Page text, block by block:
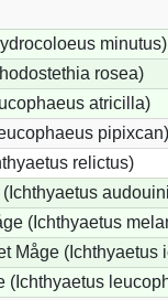
minutus)
rosea)
atricilla)
pipixcan)
relictus)
(Ichthyaetus
Måge (Ichthyaetus
(Ichthyaetus